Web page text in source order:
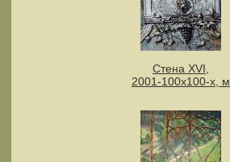
Стена XVI,
2001-100x100-х, м